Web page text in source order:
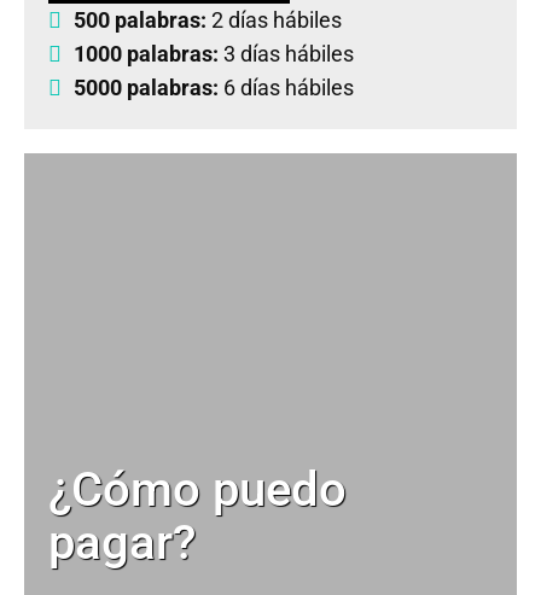
500 palabras: 2 días hábiles
1000 palabras: 3 días hábiles
5000 palabras: 6 días hábiles
¿Cómo puedo
pagar?